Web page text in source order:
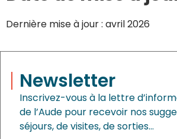
Dernière mise à jour : avril 2026
Newsletter
Inscrivez-vous à la lettre
de l’Aude pour recevoir nos
séjours, de visites, de sorties…